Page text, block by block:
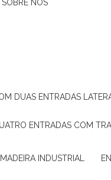
SOBRE NÓS
DUAS ENTRADAS
ENTRADAS COM
MADEIRA INDUSTRIAL